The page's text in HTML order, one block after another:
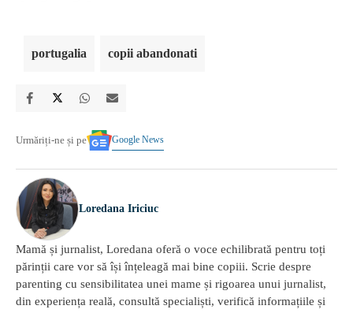
portugalia copii abandonati
Urmăriți-ne și pe Google News
Loredana Iriciuc
Mamă și jurnalist, Loredana oferă o voce echilibrată pentru toți
părinții care vor să își înțeleagă mai bine copiii. Scrie despre
parenting cu sensibilitatea unei mame și rigoarea unui jurnalist,
din experiența reală, consultă specialiști, verifică informațiile și